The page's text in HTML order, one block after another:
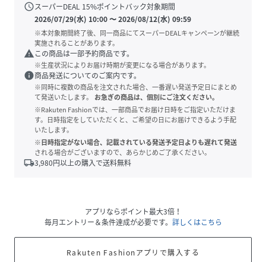
scheduleスーパーDEAL 15%ポイントバック対象期間
2026/07/29(水) 10:00〜2026/08/12(水) 09:59
※本対象期間終了後、同一商品にてスーパーDEALキャンペーンが継続
実施されることがあります。
warning この商品は一部予約商品です。
※生産状況によりお届け時期が変更になる場合があります。
info商品発送についてのご案内です。
※同時に複数の商品を注文された場合、一番遅い発送予定日にまとめ
て発送いたします。
お急ぎの商品は、個別にご注文ください。
※Rakuten Fashionでは、一部商品でお届け日時をご指定いただけま
す。日時指定をしていただくと、ご希望の日にお届けできるよう手配
いたします。
※日時指定がない場合、記載されている発送予定日よりも遅れて発送
される場合がございますので、あらかじめご了承ください。
local_shipping3,980円以上の購入で送料無料
アプリならポイント最大3倍！
毎月エントリー＆条件達成が必要です。 詳しくはこちら
Rakuten Fashionアプリで購入する